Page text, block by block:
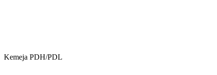
Kemeja PDH/PDL